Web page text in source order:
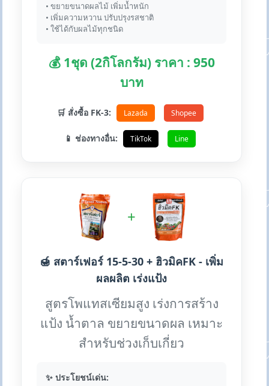
• ขยายขนาดผลไม้ เพิ่มน้ำหนัก
• เพิ่มความหวาน ปรับปรุงรสชาติ
• ใช้ได้กับผลไม้ทุกชนิด
💰 1ชุด (2กิโลกรัม) ราคา : 950
บาท
🛒 สั่งซื้อ FK-3: Lazada Shopee
📱 ช่องทางอื่น: TikTok Line
+
🍯 สตาร์เฟอร์ 15-5-30 + ฮิวมิคFK - เพิ่ม
ผลผลิต เร่งแป้ง
สูตรโพแทสเซียมสูง เร่งการสร้าง
แป้ง น้ำตาล ขยายขนาดผล เหมาะ
สำหรับช่วงเก็บเกี่ยว
✨ ประโยชน์เด่น: